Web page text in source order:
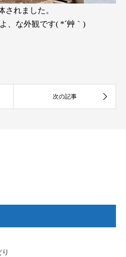
されました。
、な外観です( *´艸｀)